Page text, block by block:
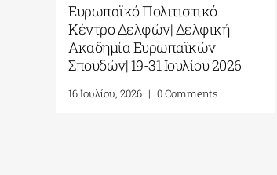
Ευρωπαϊκό Πολιτιστικό
Κέντρο Δελφών| Δελφική
Ακαδημία Ευρωπαϊκών
Σπουδών| 19-31 Ιουλίου 2026
16 Ιουλίου, 2026 0 Comments